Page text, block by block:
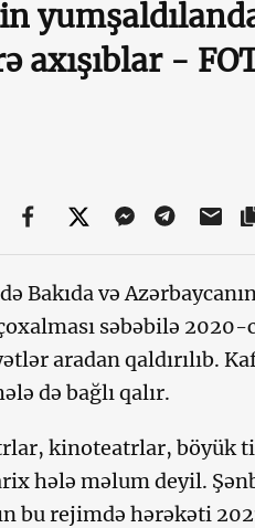
axışıblar -
Bakıda və
səbəbilə
aradan qaldırılıb.
də bağlı qalır.
kinoteatrlar, böyük
hələ məlum deyil.
bu rejimdə hərəkəti